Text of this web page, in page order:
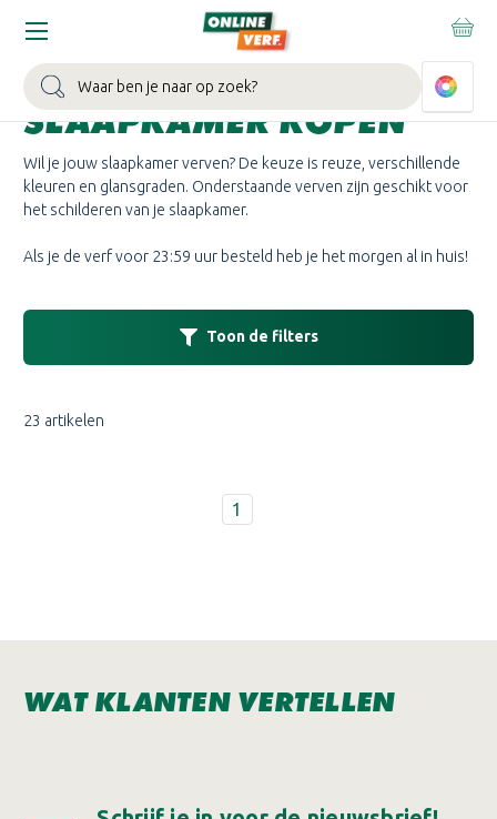
Zoeken
Home
MUURVERF VOOR DE
SLAAPKAMER KOPEN
Wil je jouw slaapkamer verven? De keuze is reuze, verschillende
kleuren en glansgraden. Onderstaande verven zijn geschikt voor
het schilderen van je slaapkamer.
Als je de verf voor 23:59 uur besteld heb je het morgen al in huis!
23 artikelen
1
Toon de filters
WAT KLANTEN VERTELLEN